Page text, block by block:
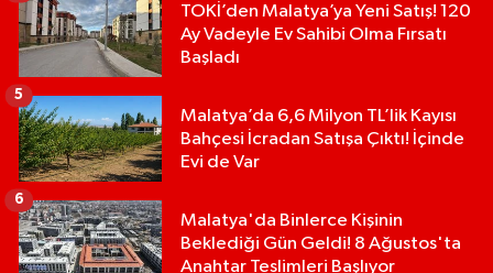
TOKİ’den Malatya’ya Yeni Satış! 120
Ay Vadeyle Ev Sahibi Olma Fırsatı
Başladı
Malatya’da 6,6 Milyon TL’lik Kayısı
Bahçesi İcradan Satışa Çıktı! İçinde
Evi de Var
5
Malatya'da Binlerce Kişinin
Beklediği Gün Geldi! 8 Ağustos'ta
Anahtar Teslimleri Başlıyor
6